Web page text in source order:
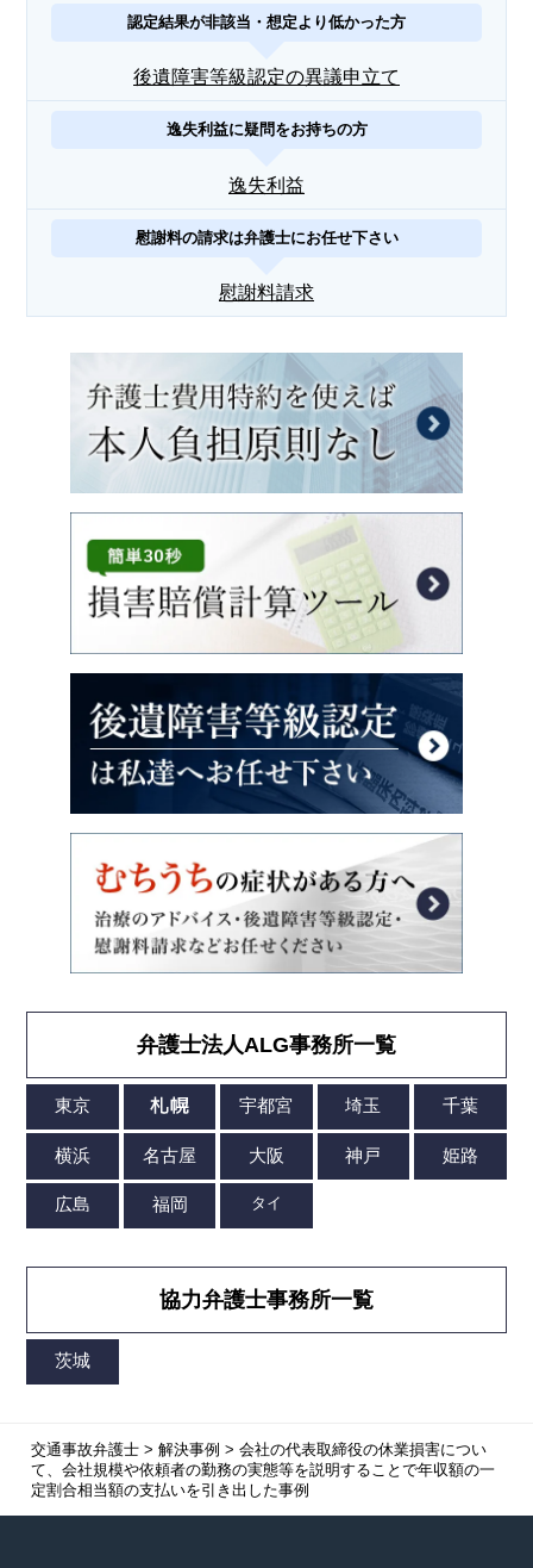
認定結果が非該当・想定より低かった方
後遺障害等級認定の異議申立て
逸失利益に疑問をお持ちの方
逸失利益
慰謝料の請求は弁護士にお任せ下さい
慰謝料請求
弁護士法人ALG事務所一覧
協力弁護士事務所一覧
交通事故弁護士> 解決事例 > 会社の代表取締役の休業損害につい
て、会社規模や依頼者の勤務の実態等を説明することで年収額の一
定割合相当額の支払いを引き出した事例